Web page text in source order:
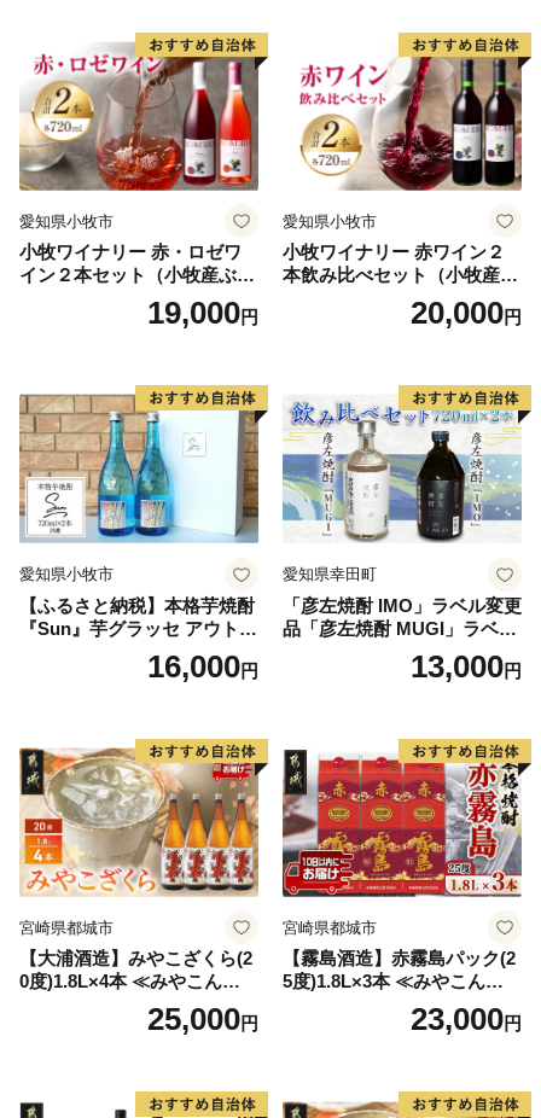
愛知県小牧市
小牧ワイナリー 赤・ロゼワ
イン２本セット（小牧産ぶど
19,000円
愛知県小牧市
小牧ワイナリー 赤ワイン２
本飲み比べセット（小牧産ぶ
どう100％使用）20,000円
愛知県小牧市
【ふるさと納税】本格芋焼酎
『Sun』芋グラッセ アウトド
ア ソロキャンプ ベランピン
グ 巣ごもり 就労支援16,000円
愛知県幸田町
「彦左焼酎 IMO」ラベル変更
品「彦左焼酎 MUGI」ラベル
変更品 飲み比べ セット 合計
2本 720ml×各1本 25度 焼酎
13,000円
宮崎県都城市
【大浦酒造】みやこざくら(2
0度)1.8L×4本 ≪みやこんじょ
特急便≫_AD-077125,000円
宮崎県都城市
【霧島酒造】赤霧島パック(2
5度)1.8L×3本 ≪みやこんじょ
特急便≫_23-07-K03P-1800-3
23,000円